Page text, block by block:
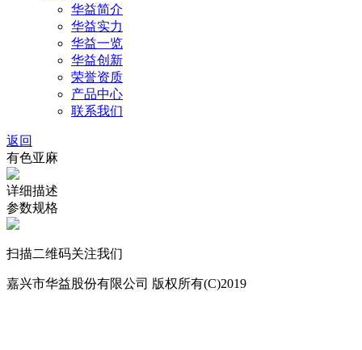
华益简介
华益实力
华益一览
华益创新
荣誉资质
产品中心
联系我们
返回
有色亚麻
详细描述
参数规格
扫描二维码关注我们
嘉兴市华益股份有限公司 版权所有(C)2019